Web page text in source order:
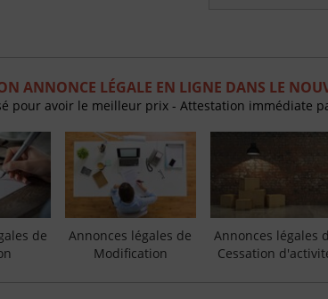
ANNONCE LÉGALE EN LIGNE DANS LE
pour avoir le meilleur prix - Attestation immédiate
de
Annonces légales de
Modification
Annonces légales
Cessation